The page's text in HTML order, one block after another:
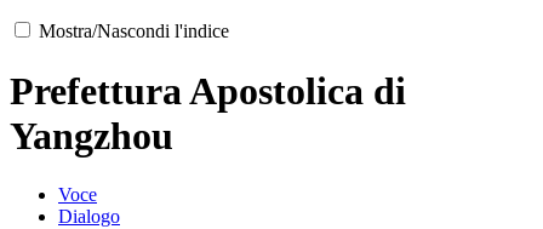
Mostra/Nascondi l'indice
Prefettura Apostolica di
Yangzhou
Voce
Dialogo